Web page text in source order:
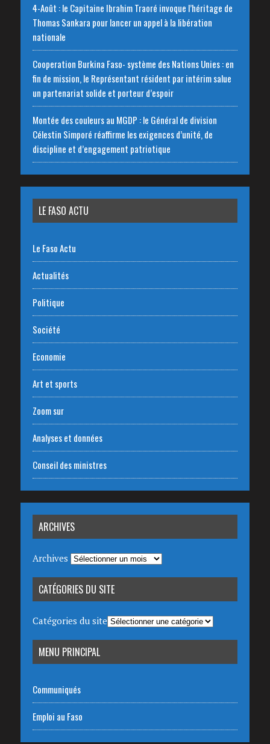
4-Août : le Capitaine Ibrahim Traoré invoque l’héritage de
Thomas Sankara pour lancer un appel à la libération
nationale
‎Cooperation Burkina Faso- système des Nations Unies : en
fin de mission, le Représentant résident par intérim salue
un partenariat solide et porteur d’espoir
Montée des couleurs au MGDP : le Général de division
Célestin Simporé réaffirme les exigences d’unité, de
discipline et d’engagement patriotique
LE FASO ACTU
Le Faso Actu
Actualités
Politique
Société
Economie
Art et sports
Zoom sur
Analyses et données
Conseil des ministres
ARCHIVES
Archives
CATÉGORIES DU SITE
Catégories du site
MENU PRINCIPAL
Communiqués
Emploi au Faso